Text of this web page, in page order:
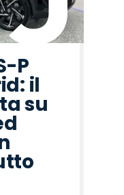
P
il
su